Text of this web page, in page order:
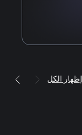
إظهار الكل